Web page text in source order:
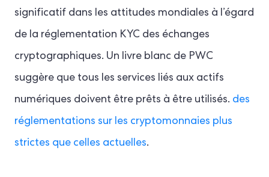
significatif dans les attitudes mondiales à l’égard
de la réglementation KYC des échanges
cryptographiques. Un livre blanc de PWC
suggère que tous les services liés aux actifs
numériques doivent être prêts à être utilisés. des
réglementations sur les cryptomonnaies plus
strictes que celles actuelles.